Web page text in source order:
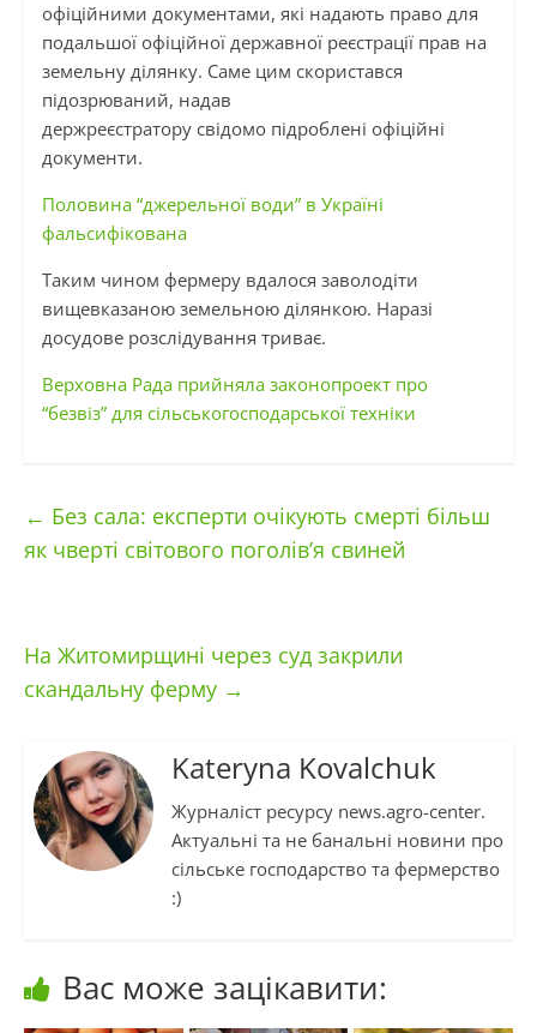
офіційними документами, які надають право для
подальшої офіційної державної реєстрації прав на
земельну ділянку. Саме цим скористався
підозрюваний, надав
держреєстратору свідомо підроблені офіційні
документи.
Половина “джерельної води” в Україні
фальсифікована
Таким чином фермеру вдалося заволодіти
вищевказаною земельною ділянкою. Наразі
досудове розслідування триває.
Верховна Рада прийняла законопроект про
“безвіз” для сільськогосподарської техніки
← Без сала: експерти очікують смерті більш
як чверті світового поголів’я свиней
На Житомирщині через суд закрили
скандальну ферму →
Kateryna Kovalchuk
Журналіст ресурсу news.agro-center.
Актуальні та не банальні новини про
сільське господарство та фермерство
:)
Вас може зацікавити: